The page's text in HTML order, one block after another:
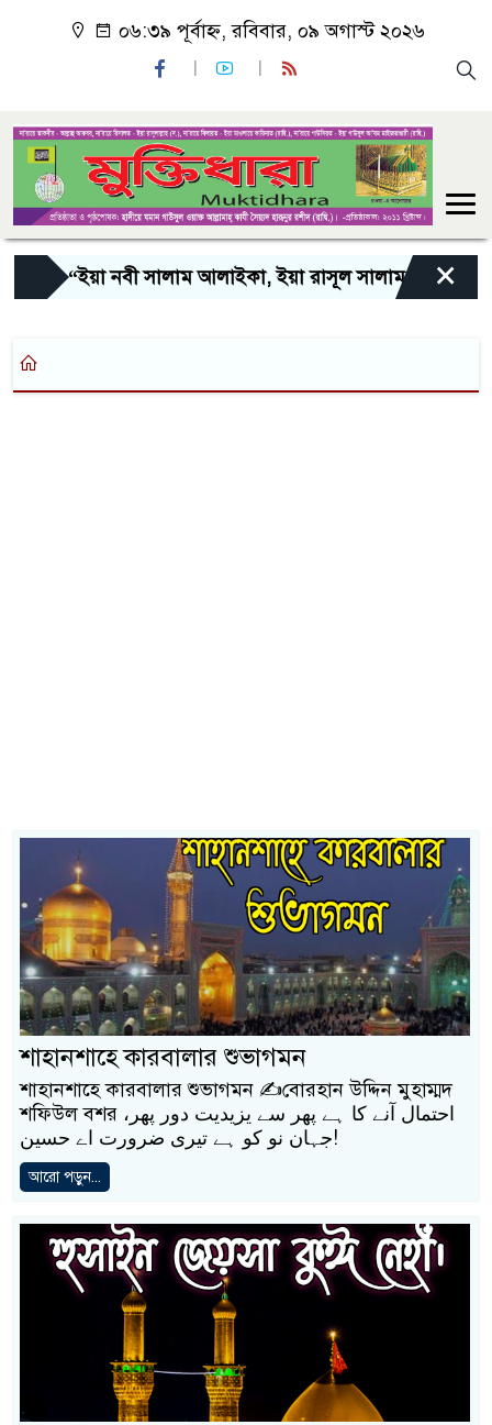
০৬:৩৯ পূর্বাহ্ন, রবিবার, ০৯ অগাস্ট ২০২৬
“ইয়া নবী সালাম আলাইকা, ইয়া রাসূল সালাম আলাইকা,
×
শাহানশাহে কারবালার শুভাগমন
শাহানশাহে কারবালার শুভাগমন ✍️বোরহান উদ্দিন মুহাম্মদ
শফিউল বশর ،احتمال آنے کا ہے پھر سے یزیدیت دور پھر
جہان نو کو ہے تیری ضرورت اے حسین!
আরো পড়ুন...